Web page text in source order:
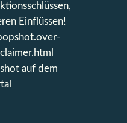
Einflüssen!
auf dem